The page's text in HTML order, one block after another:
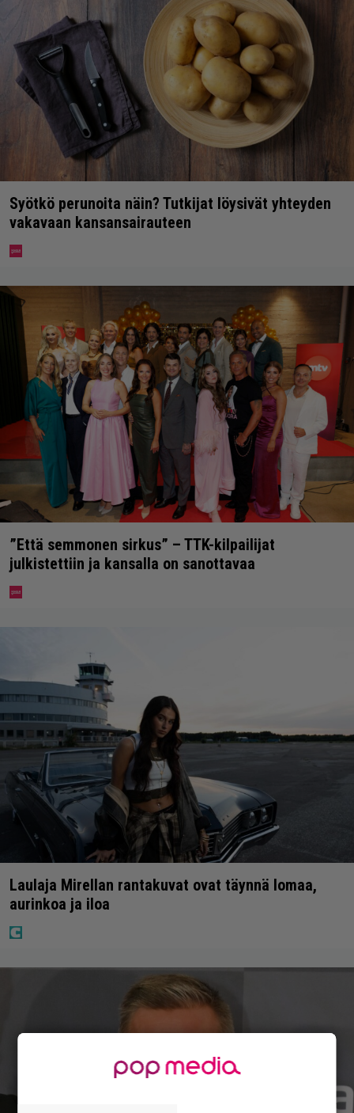
Syötkö perunoita näin? Tutkijat löysivät yhteyden
vakavaan kansansairauteen
”Että semmonen sirkus” – TTK-kilpailijat
julkistettiin ja kansalla on sanottavaa
Laulaja Mirellan rantakuvat ovat täynnä lomaa,
aurinkoa ja iloa